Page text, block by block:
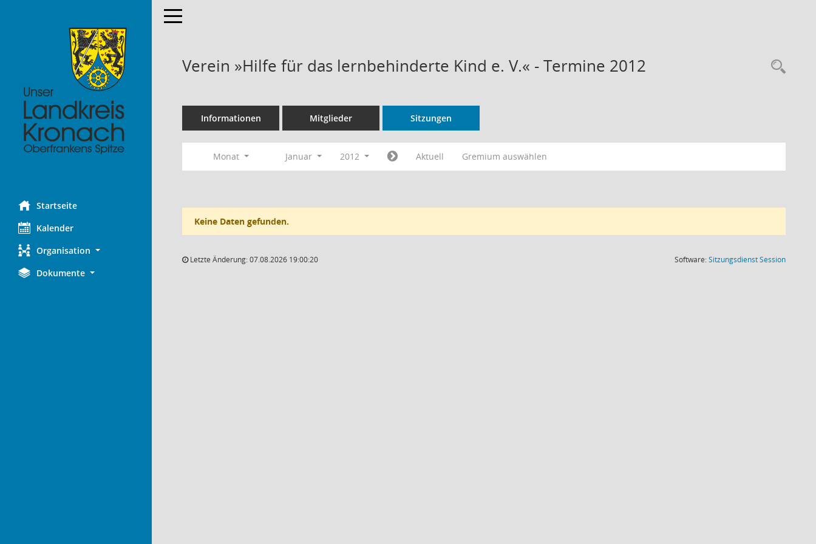
Startseite
Kalender
Organisation
Dokumente
Toggle navigation
Verein »Hilfe für das lernbehinderte Kind e. V.« - Termine 2012
Informationen Mitglieder Sitzungen
Monat Januar 2012 Aktuell Gremium auswählen
Keine Daten gefunden.
Letzte Änderung: 07.08.2026 19:00:20 Software:SitzungsdienstSession(Wird in